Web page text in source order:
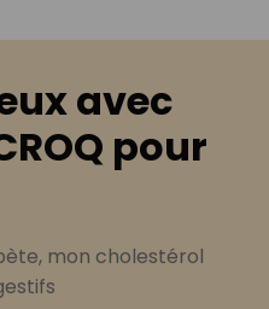
avec
pour
mon cholestérol